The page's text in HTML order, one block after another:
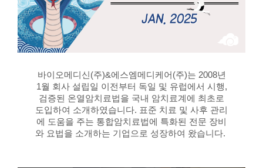
바이오메디신(주)&에스엠메디케어(주)는 2008년
1월 회사 설립일 이전부터 독일 및 유럽에서 시행,
검증된 온열암치료법을 국내 암치료계에 최초로
도입하여 소개하였습니다. 표준 치료 및 사후 관리
에 도움을 주는 통합암치료법에 특화된 전문 장비
와 요법을 소개하는 기업으로 성장하여 왔습니다.